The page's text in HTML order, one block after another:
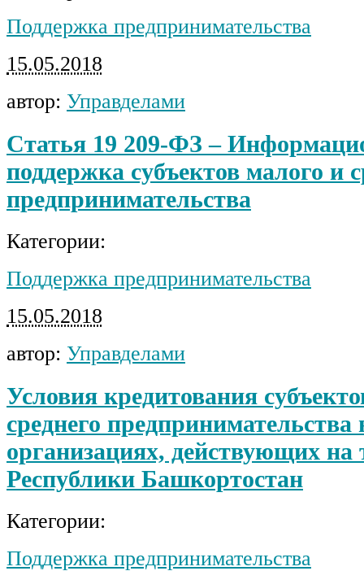
Поддержка предпринимательства
15.05.2018
автор: Управделами
Статья 19 209-ФЗ –
поддержка субъектов малого и
предпринимательства
Категории:
Поддержка предпринимательства
15.05.2018
автор: Управделами
Условия кредитования
среднего
организациях, действующих на
Республики Башкортостан
Категории:
Поддержка предпринимательства